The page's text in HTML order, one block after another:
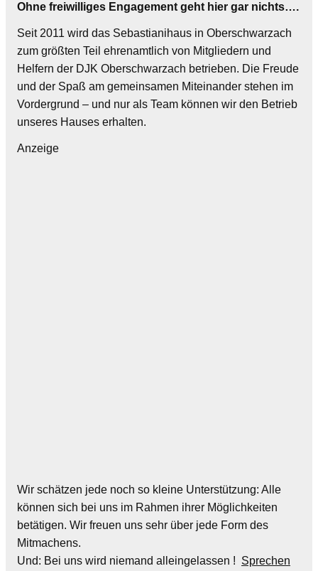
Ohne freiwilliges Engagement geht hier gar nichts….
Seit 2011 wird das Sebastianihaus in Oberschwarzach
zum größten Teil ehrenamtlich von Mitgliedern und
Helfern der DJK Oberschwarzach betrieben. Die Freude
und der Spaß am gemeinsamen Miteinander stehen im
Vordergrund – und nur als Team können wir den Betrieb
unseres Hauses erhalten.
Anzeige
Wir schätzen jede noch so kleine Unterstützung: Alle
können sich bei uns im Rahmen ihrer Möglichkeiten
betätigen. Wir freuen uns sehr über jede Form des
Mitmachens.
Und: Bei uns wird niemand alleingelassen ! Sprechen